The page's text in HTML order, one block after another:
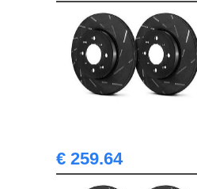
€ 259.64